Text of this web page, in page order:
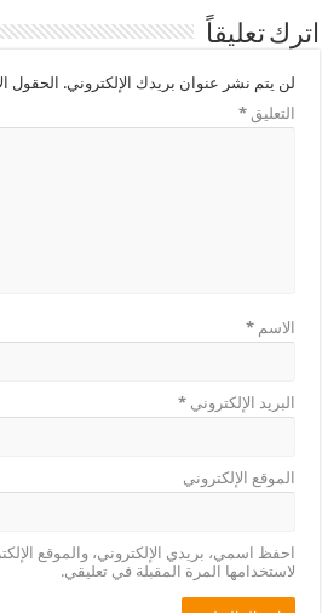
اترك تعليقاً
لن يتم نشر عنوان بريدك الإلكتروني. الحقول
التعليق*
الاسم*
البريد الإلكتروني*
الموقع الإلكتروني
احفظ اسمي، بريدي الإلكتروني، والموقع
لاستخدامها المرة المقبلة في تعليقي.